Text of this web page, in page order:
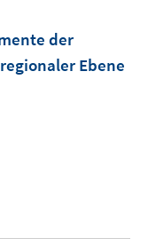
der
Ebene